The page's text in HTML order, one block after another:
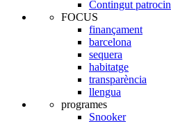
Contingut
FOCUS
finançament
barcelona
sequera
habitatge
transparència
llengua
programes
Snooker